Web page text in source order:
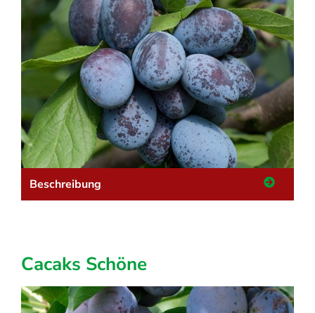
Beschreibung
Cacaks Schöne